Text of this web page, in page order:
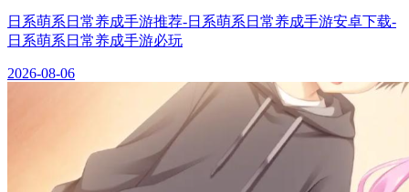
日系萌系日常养成手游推荐-日系萌系日常养成手游安卓下载-
日系萌系日常养成手游必玩
2026-08-06